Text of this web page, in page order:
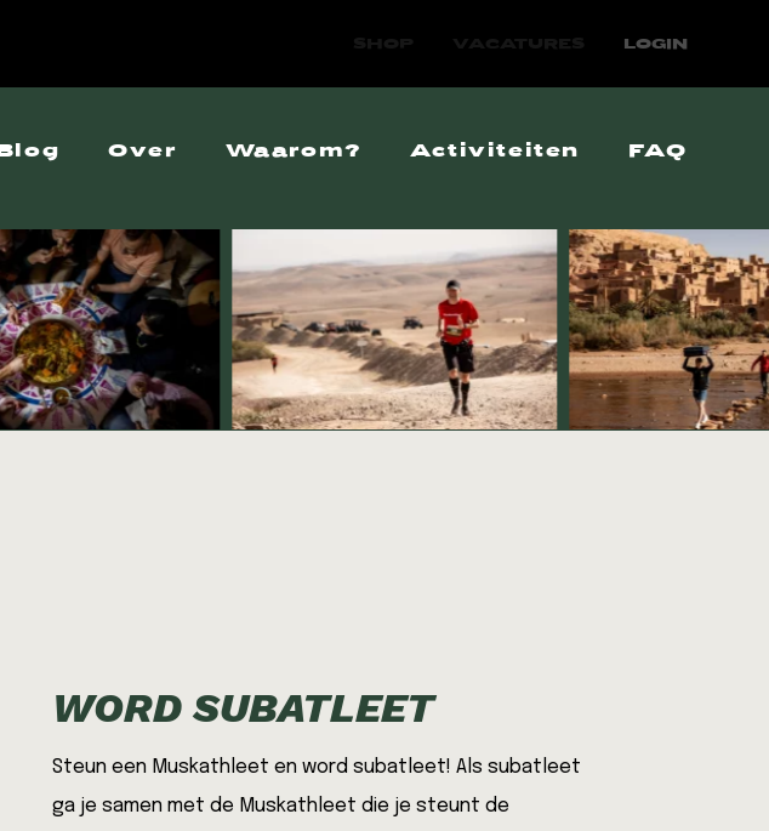
LOGIN
Blog Over
Over ons
Veelgestelde vragen
Waarom?
Extreme armoede
Moderne slavernij
Vervolging
Mensenhandel
Activiteiten FAQ
WORD SUBATLEET
Steun een Muskathleet en word subatleet! Als subatleet
ga je samen met de Muskathleet die je steunt de